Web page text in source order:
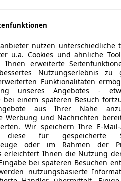
nutzen unterschiedliche
u.a. Cookies und ähnliche
Ihnen erweiterte
Nutzungserlebnis zu
Funktionalitäten
unseres Angebotes -
bei einem späteren Besuch
aus Ihrer Nähe
Werbung und Nachrichten
Wir speichern Ihre E-Mail-
für gespeicherte
oder im Rahmen der
erleichtert Ihnen die Nutzung
bei späteren Besuchen
nutzungsbasierte